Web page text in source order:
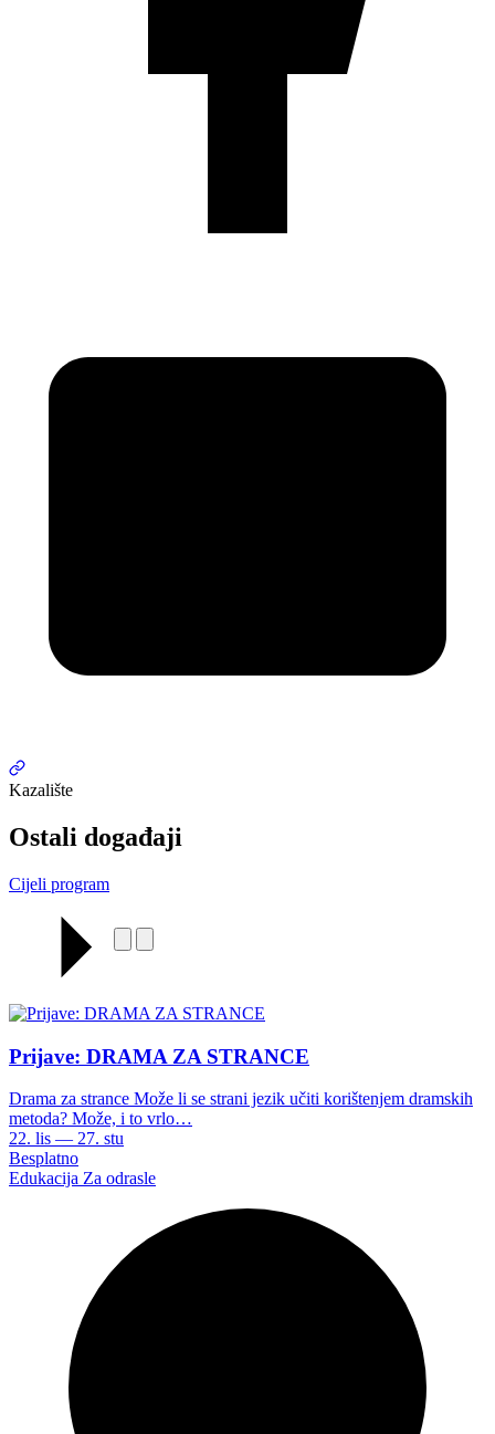
Kazalište
Ostali događaji
Cijeli program
Prijave: DRAMA ZA STRANCE
Drama za strance Može li se strani jezik učiti korištenjem dramskih
metoda? Može, i to vrlo…
22. lis — 27. stu
Besplatno
Edukacija Za odrasle